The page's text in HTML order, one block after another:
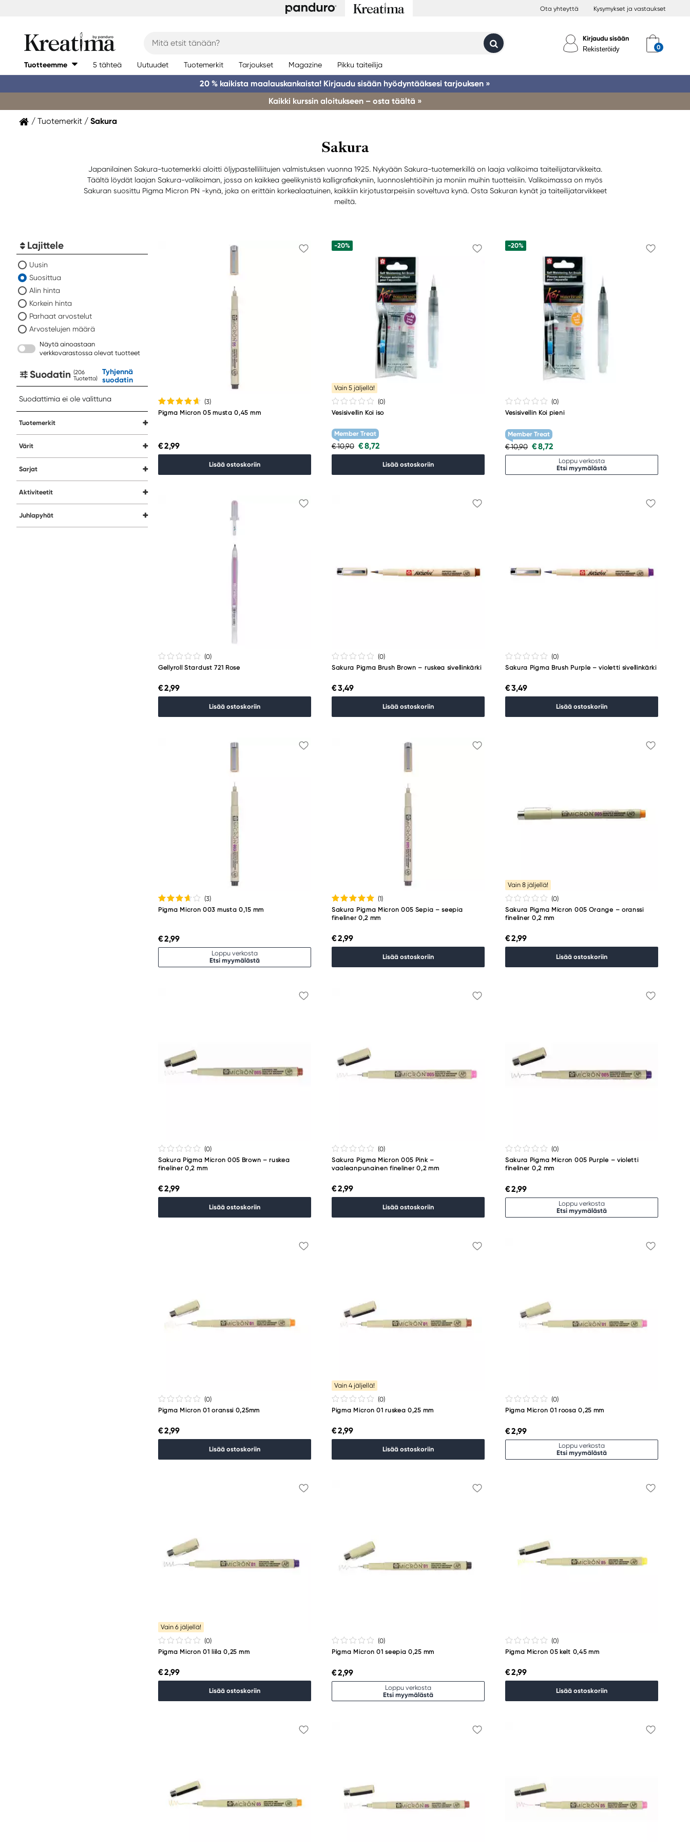
Ota yhteyttä Kysymykset ja vastaukset
Kirjaudu sisään
Rekisteröidy
Tuotteemme 5 tähteä Uutuudet Tuotemerkit Tarjoukset Magazine Pikku taiteilija
20 % kaikista maalauskankaista! Kirjaudu sisään hyödyntääksesi tarjouksen »
Kaikki kurssin aloitukseen – osta täältä »
Tuotemerkit Sakura
Sakura
Japanilainen Sakura-tuotemerkki aloitti öljypastelliliitujen valmistuksen vuonna 1925. Nykyään Sakura-tuotemerkillä on laaja valikoima taiteilijatarvikkeita.
Täältä löydät laajan Sakura-valikoiman, jossa on kaikkea geelikynistä kalligrafiakyniin, luonnoslehtiöihin ja moniin muihin tuotteisiin. Valikoimassa on myös
Sakuran suosittu Pigma Micron PN -kynä, joka on erittäin korkealaatuinen, kaikkiin kirjotustarpeisiin soveltuva kynä. Osta Sakuran kynät ja taiteilijatarvikkeet
meiltä.
Lajittele
Uusin
Suosittua
Alin hinta
Korkein hinta
Parhaat arvostelut
Arvostelujen määrä
Näytä ainoastaan
verkkovarastossa olevat tuotteet
Suodatin (
Tuotetta)
Tyhjennä
suodatin
Suodattimia ei ole valittuna
Tuotemerkit
Värit
Sarjat
Aktiviteetit
Juhlapyhät
(3)
Pigma Micron 05 musta 0,45 mm
€ 2,99
Lisää ostoskoriin
-20%
Vain 5 jäljellä!
(0)
Vesisivellin Koi iso
Member Treat
€ 10,90 € 8,72
Lisää ostoskoriin
-20%
(0)
Vesisivellin Koi pieni
Member Treat
€ 10,90 € 8,72
Loppu verkosta
Etsi myymälästä
(0)
Gellyroll Stardust 721 Rose
€ 2,99
Lisää ostoskoriin
(0)
Sakura Pigma Brush Brown – ruskea sivellinkärki
€ 3,49
Lisää ostoskoriin
(0)
Sakura Pigma Brush Purple – violetti sivellinkärki
€ 3,49
Lisää ostoskoriin
(3)
Pigma Micron 003 musta 0,15 mm
€ 2,99
Loppu verkosta
Etsi myymälästä
(1)
Sakura Pigma Micron 005 Sepia – seepia
fineliner 0,2 mm
€ 2,99
Lisää ostoskoriin
Vain 8 jäljellä!
(0)
Sakura Pigma Micron 005 Orange – oranssi
fineliner 0,2 mm
€ 2,99
Lisää ostoskoriin
(0)
Sakura Pigma Micron 005 Brown – ruskea
fineliner 0,2 mm
€ 2,99
Lisää ostoskoriin
(0)
Sakura Pigma Micron 005 Pink –
vaaleanpunainen fineliner 0,2 mm
€ 2,99
Lisää ostoskoriin
(0)
Sakura Pigma Micron 005 Purple – violetti
fineliner 0,2 mm
€ 2,99
Loppu verkosta
Etsi myymälästä
(0)
Pigma Micron 01 oranssi 0,25mm
€ 2,99
Lisää ostoskoriin
Vain 4 jäljellä!
(0)
Pigma Micron 01 ruskea 0,25 mm
€ 2,99
Lisää ostoskoriin
(0)
Pigma Micron 01 roosa 0,25 mm
€ 2,99
Loppu verkosta
Etsi myymälästä
Vain 6 jäljellä!
(0)
Pigma Micron 01 liila 0,25 mm
€ 2,99
Lisää ostoskoriin
(0)
Pigma Micron 01 seepia 0,25 mm
€ 2,99
Loppu verkosta
Etsi myymälästä
(0)
Pigma Micron 05 kelt 0,45 mm
€ 2,99
Lisää ostoskoriin